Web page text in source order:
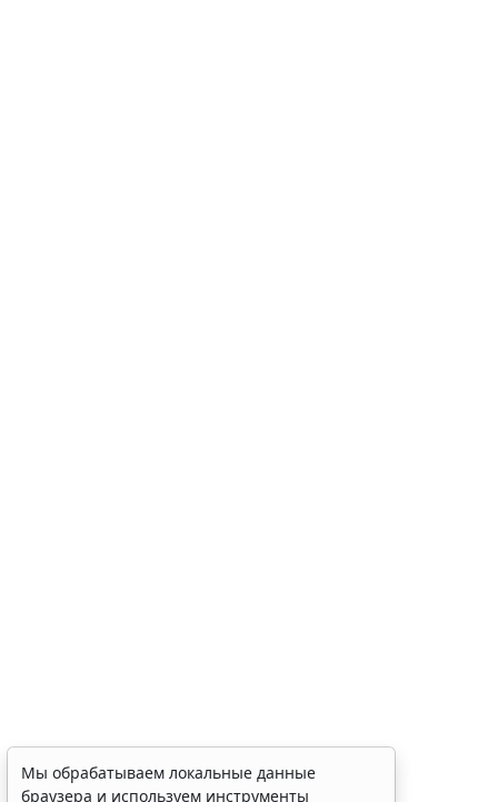
Мы обрабатываем локальные данные
браузера и используем инструменты